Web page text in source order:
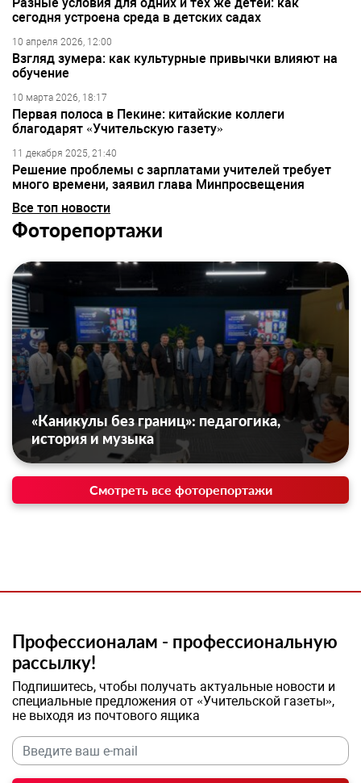
сегодня устроена среда в детских садах
10 апреля 2026, 12:00
Взгляд зумера: как культурные привычки влияют на
обучение
10 марта 2026, 18:17
Первая полоса в Пекине: китайские коллеги
благодарят «Учительскую газету»
11 декабря 2025, 21:40
Решение проблемы с зарплатами учителей требует
много времени, заявил глава Минпросвещения
Все топ новости
Фоторепортажи
«Каникулы без границ»: педагогика,
история и музыка
Смотреть все фоторепортажи
Профессионалам - профессиональную
рассылку!
Подпишитесь, чтобы получать актуальные новости и
специальные предложения от «Учительской газеты»,
не выходя из почтового ящика